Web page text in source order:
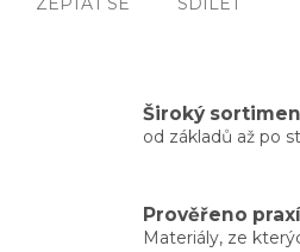
Široký
od základů až po
Prověřeno praxí
Materiály, ze